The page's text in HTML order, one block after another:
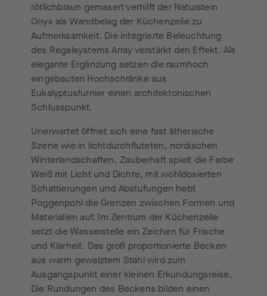
rötlichbraun gemasert verhilft der Naturstein
Onyx als Wandbelag der Küchenzeile zu
Aufmerksamkeit. Die integrierte Beleuchtung
des Regalsystems Array verstärkt den Effekt. Als
elegante Ergänzung setzen die raumhoch
eingebauten Hochschränke aus
Eukalyptusfurnier einen architektonischen
Schlusspunkt.
Unerwartet öffnet sich eine fast ätherische
Szene wie in lichtdurchfluteten, nordischen
Winterlandschaften. Zauberhaft spielt die Farbe
Weiß mit Licht und Dichte, mit wohldosierten
Schattierungen und Abstufungen hebt
Poggenpohl die Grenzen zwischen Formen und
Materialien auf. Im Zentrum der Küchenzeile
setzt die Wasserstelle ein Zeichen für Frische
und Klarheit. Das groß proportionierte Becken
aus warm gewalztem Stahl wird zum
Ausgangspunkt einer kleinen Erkundungsreise.
Die Rundungen des Beckens bilden einen